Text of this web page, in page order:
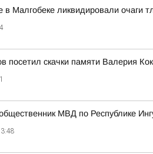
в Малгобеке ликвидировали очаги
посетил скачки памяти Валерия
МВД по Республике